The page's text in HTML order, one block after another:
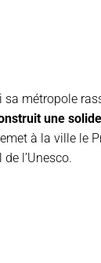
sa métropole
une
à la ville le
l’Unesco.